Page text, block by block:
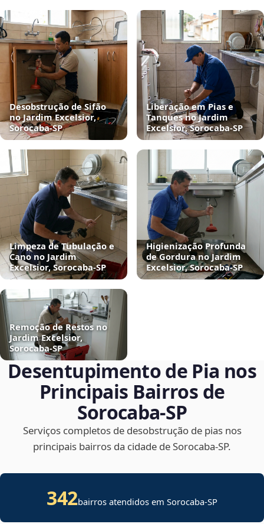
Desobstrução de Sifão
no Jardim Excelsior,
Sorocaba‑SP
Liberação em Pias e
Tanques no Jardim
Excelsior, Sorocaba‑SP
Limpeza de Tubulação e
Cano no Jardim
Excelsior, Sorocaba‑SP
Higienização Profunda
de Gordura no Jardim
Excelsior, Sorocaba‑SP
Remoção de Restos no
Jardim Excelsior,
Sorocaba‑SP
Desentupimento de Pia nos
Principais Bairros de
Sorocaba‑SP
Serviços completos de desobstrução de pias nos
principais bairros da cidade de Sorocaba‑SP.
342bairros atendidos em Sorocaba-SP